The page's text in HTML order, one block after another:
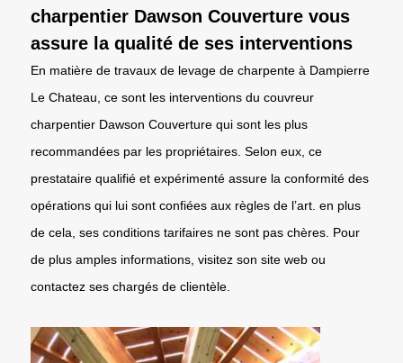
charpentier Dawson Couverture vous
assure la qualité de ses interventions
En matière de travaux de levage de charpente à Dampierre
Le Chateau, ce sont les interventions du couvreur
charpentier Dawson Couverture qui sont les plus
recommandées par les propriétaires. Selon eux, ce
prestataire qualifié et expérimenté assure la conformité des
opérations qui lui sont confiées aux règles de l’art. en plus
de cela, ses conditions tarifaires ne sont pas chères. Pour
de plus amples informations, visitez son site web ou
contactez ses chargés de clientèle.